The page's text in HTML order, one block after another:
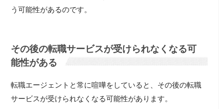
う可能性があるのです。
その後の転職サービスが受けられなくなる可
能性がある
転職エージェントと常に喧嘩をしていると、その後の転職
サービスが受けられなくなる可能性があります。